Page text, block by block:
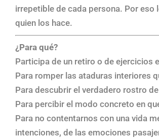
irrepetible de cada persona. Por eso
quien los hace.
¿Para qué?
Participa de un retiro o de ejercicios
Para romper las ataduras interiores
Para descubrir el verdadero rostro
Para percibir el modo concreto en
Para no contentarnos con una vida
intenciones, de las emociones